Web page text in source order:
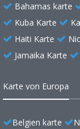
Bahamas karte
Kuba Karte
Haiti Karte
Jamaika Karte
Karte von Europa
Belgien karte